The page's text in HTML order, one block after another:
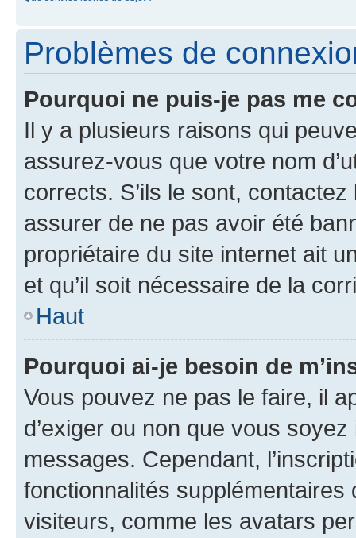
Problèmes de
Pourquoi ne puis-je pas me
Il y a plusieurs raisons qui
assurez-vous que votre nom
corrects. S’ils le sont,
assurer de ne pas avoir été
propriétaire du site internet ait
et qu’il soit nécessaire de la
Haut
Pourquoi ai-je besoin de
Vous pouvez ne pas le faire, il
d’exiger ou non que vous
messages. Cependant,
fonctionnalités
visiteurs, comme les avatars